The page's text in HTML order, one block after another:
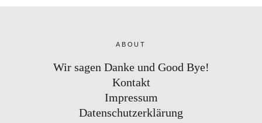
ABOUT
Wir sagen Danke und Good Bye!
Kontakt
Impressum
Datenschutzerklärung